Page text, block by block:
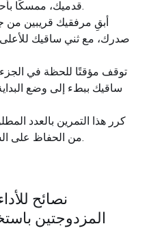
قدميك، ممسكًا بأحد طرفي المنشفة في كل يد.
أبقِ مرفقيك قريبين
صدرك، مع ثني ساقيك للأعلى
توقف مؤقتًا للحظة في
ساقيك ببطء إلى وضع
كرر هذا التمرين بالعدد
من الحفاظ على الشكل المناسب طوال الوقت.
نصائح
المزدوجتين